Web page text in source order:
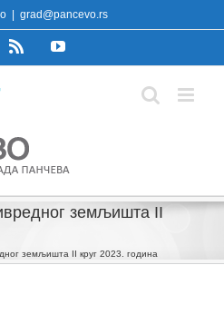
grad@pancevo.rs
Rss YouTube
земљишта II
земљишта II круг 2023. година